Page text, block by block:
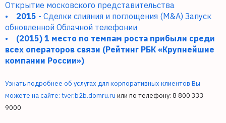
Открытие московского представительства
• 2015 - Сделки слияния и поглощения (M&A) Запуск
обновленной Облачной телефонии
• (2015) 1 место по темпам роста прибыли среди
всех операторов связи (Рейтинг РБК «Крупнейшие
компании России»)
Узнать подробнее об услугах для корпоративных клиентов Вы
можете на сайте: tver.b2b.domru.ru или по телефону: 8 800 333
9000